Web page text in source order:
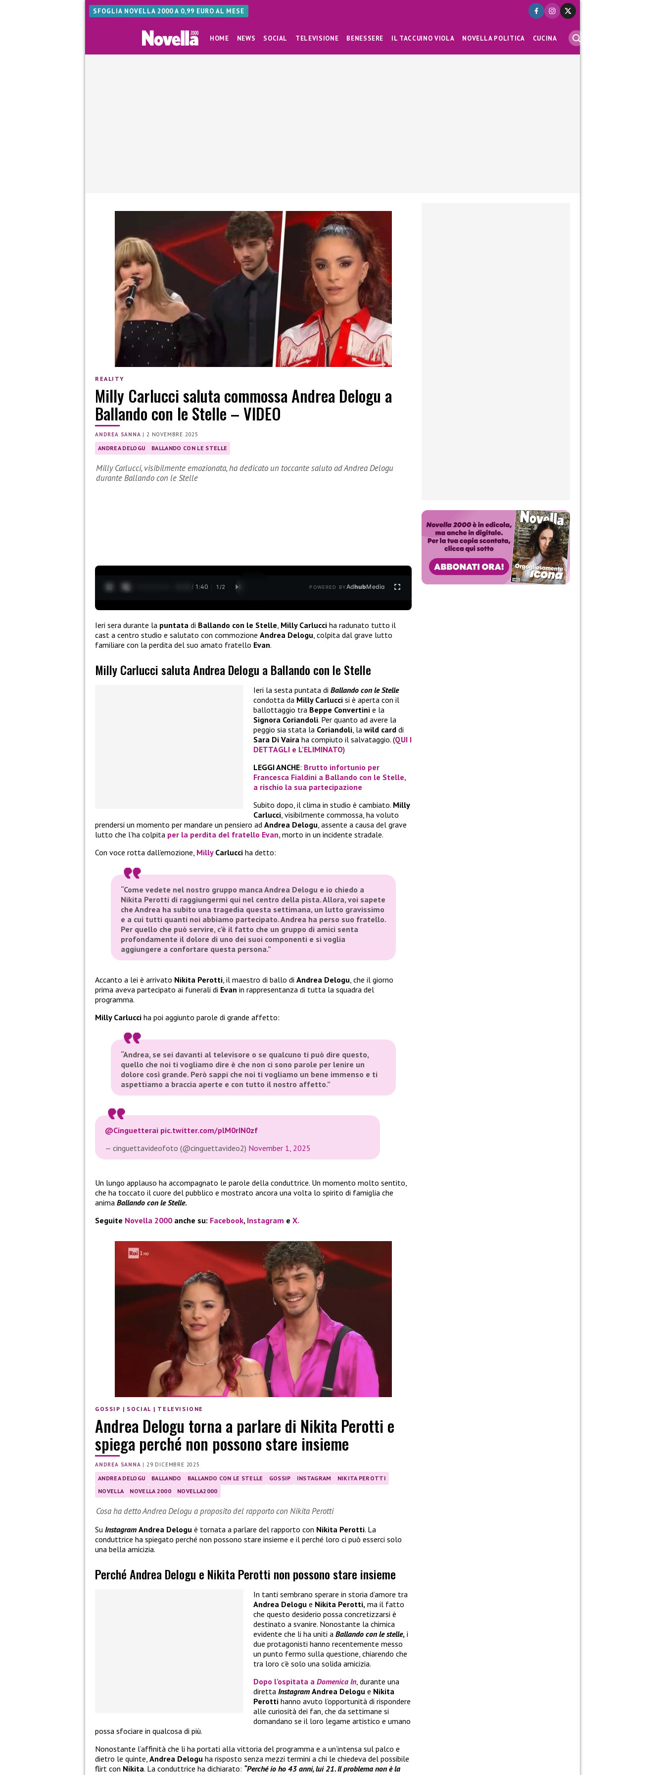
SFOGLIA NOVELLA 2000 A 0,99 EURO AL MESE
HOME NEWS SOCIAL TELEVISIONE BENESSERE IL TACCUINO VIOLA NOVELLA POLITICA CUCINA
REALITY
Milly Carlucci saluta commossa Andrea Delogu a
Ballando con le Stelle – VIDEO
ANDREA SANNA |2 NOVEMBRE 2025
ANDREA DELOGU BALLANDO CON LE STELLE
Milly Carlucci, visibilmente emozionata, ha dedicato un toccante saluto ad Andrea Delogu
durante Ballando con le Stelle
0:13 / 1:40 1 /2 POWERED BYAdhubMedia
Ieri sera durante la puntata di Ballando con le Stelle Milly Carlucci ha radunato tutto il
cast a centro studio e salutato con commozione Andrea Delogu , colpita dal grave lutto
familiare con la perdita del suo amato fratello Evan.
Milly Carlucci saluta Andrea Delogu a Ballando con le Stelle
Ieri la sesta puntata di Ballando con le Stelle
condotta da Milly Carlucci si è aperta con il
ballottaggio tra Beppe Convertini e la
Signora Coriandoli. Per quanto ad avere la
peggio sia stata la Coriandoli, la wild card di
Sara Di Vaira ha compiuto il salvataggio. (QUI I
DETTAGLI e L’ELIMINATO)
LEGGI ANCHE: Brutto infortunio per
Francesca Fialdini a Ballando con le Stelle,
a rischio la sua partecipazione
Subito dopo, il clima in studio è cambiato. Milly
Carlucci, visibilmente commossa, ha voluto
prendersi un momento per mandare un pensiero ad Andrea Delogu, assente a causa del grave
lutto che l’ha colpita per la perdita del fratello Evan,morto in un incidente stradale.
Con voce rotta dall’emozione, MillyCarlucci ha detto:
“Come vedete nel nostro gruppo manca Andrea Delogu e io chiedo a
Nikita Perotti di raggiungermi qui nel centro della pista. Allora, voi sapete
che Andrea ha subito una tragedia questa settimana, un lutto gravissimo
e a cui tutti quanti noi abbiamo partecipato. Andrea ha perso suo fratello.
Per quello che può servire, c’è il fatto che un gruppo di amici senta
profondamente il dolore di uno dei suoi componenti e si voglia
aggiungere a confortare questa persona.”
Accanto a lei è arrivato Nikita Perotti, il maestro di ballo di Andrea Delogu, che il giorno
prima aveva partecipato ai funerali di Evan in rappresentanza di tutta la squadra del
programma.
Milly Carlucci ha poi aggiunto parole di grande affetto:
“Andrea, se sei davanti al televisore o se qualcuno ti può dire questo,
quello che noi ti vogliamo dire è che non ci sono parole per lenire un
dolore così grande. Però sappi che noi ti vogliamo un bene immenso e ti
aspettiamo a braccia aperte e con tutto il nostro affetto.”
@Cinguetterai pic.twitter.com/plM0rIN0zf
— cinguettavideofoto (@cinguettavideo2) November 1, 2025
Un lungo applauso ha accompagnato le parole della conduttrice. Un momento molto sentito,
che ha toccato il cuore del pubblico e mostrato ancora una volta lo spirito di famiglia che
anima Ballando con le Stelle.
Seguite Novella 2000 anche su: Facebook, Instagram e X.
GOSSIP | SOCIAL | TELEVISIONE
Andrea Delogu torna a parlare di Nikita Perotti e
spiega perché non possono stare insieme
ANDREA SANNA |29 DICEMBRE 2025
ANDREA DELOGU BALLANDO BALLANDO CON LE STELLE GOSSIP INSTAGRAM
NIKITA PEROTTI
NOVELLA
NOVELLA 2000 NOVELLA2000
Cosa ha detto Andrea Delogu a proposito del rapporto con Nikita Perotti
Su Instagram Andrea Delogu è tornata a parlare del rapporto con Nikita Perotti. La
conduttrice ha spiegato perché non possono stare insieme e il perché loro ci può esserci solo
una bella amicizia.
Perché Andrea Delogu e Nikita Perotti non possono stare insieme
In tanti sembrano sperare in storia d’amore tra
Andrea Delogu e Nikita Perotti, ma il fatto
che questo desiderio possa concretizzarsi è
destinato a svanire. Nonostante la chimica
evidente che li ha uniti a Ballando con le stelle, i
due protagonisti hanno recentemente messo
un punto fermo sulla questione, chiarendo che
tra loro c’è solo una solida amicizia.
Dopo l’ospitata a Domenica In, durante una
diretta Instagram Andrea Delogu e Nikita
Perotti hanno avuto l’opportunità di rispondere
alle curiosità dei fan, che da settimane si
domandano se il loro legame artistico e umano
possa sfociare in qualcosa di più.
Nonostante l’affinità che li ha portati alla vittoria del programma e a un’intensa sul palco e
dietro le quinte, Andrea Delogu ha risposto senza mezzi termini a chi le chiedeva del possibile
flirt con Nikita. La conduttrice ha dichiarato: “Perché io ho 43 anni, lui 21. Il problema non è la